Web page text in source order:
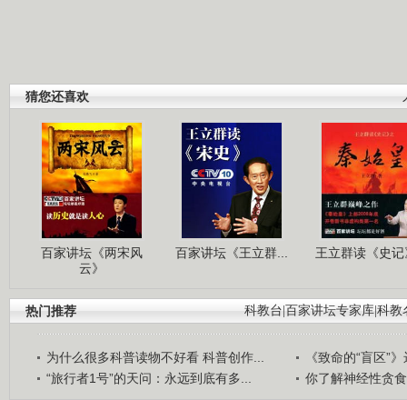
猜您还喜欢
百家讲坛《两宋风
云》
百家讲坛《王立群... 王立群读《史
科教台 百家讲坛专家库 科教
热门推荐
为什么很多科普读物不好看 科普创作...
《致命的“盲区”
“旅行者1号”的天问：永远到底有多...
你了解神经性贪